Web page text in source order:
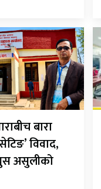
बारा
विवाद,
असुलीको